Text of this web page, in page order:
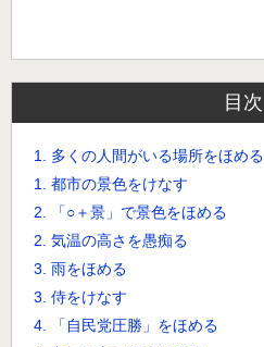
目次
1. 多くの人間がいる場所をほめる
1. 都市の景色をけなす
2. 「○＋景」で景色をほめる
2. 気温の高さを愚痴る
3. 雨をほめる
3. 侍をけなす
4. 「自民党圧勝」をほめる